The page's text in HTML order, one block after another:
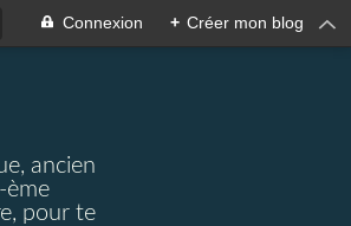
Connexion + Créer mon blog
ancien
ème
pour te